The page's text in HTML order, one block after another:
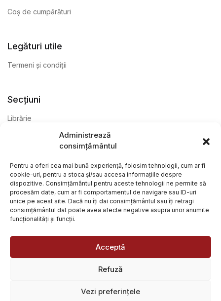
Administrează
consimțământul
Pentru a oferi cea mai bună experiență, folosim tehnologii, cum ar fi
cookie-uri, pentru a stoca și/sau accesa informațiile despre
dispozitive. Consimțământul pentru aceste tehnologii ne permite să
procesăm date, cum ar fi comportamentul de navigare sau ID-uri
unice pe acest site. Dacă nu îți dai consimțământul sau îți retragi
consimțământul dat poate avea afecte negative asupra unor anumite
funcționalități și funcții.
Acceptă
Refuză
Vezi preferințele
Coș de cumpărături
Legături utile
Termeni și condiții
Secțiuni
Librărie
@ Librăria Arcana. Toate drepturile rezervate. Site creat de